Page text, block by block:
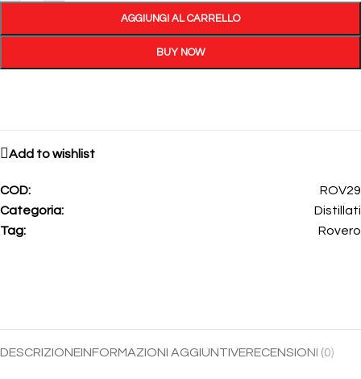
AGGIUNGI AL CARRELLO
BUY NOW
Add to wishlist
COD:
ROV29
Categoria:
Distillati
Tag:
Rovero
DESCRIZIONEINFORMAZIONI AGGIUNTIVERECENSIONI (0)